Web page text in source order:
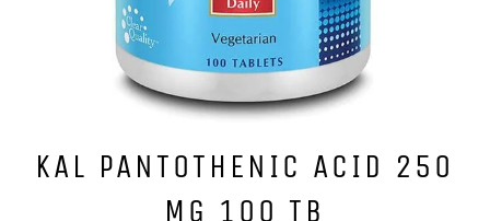
KAL PANTOTHENIC ACID 250
MG 100 TB